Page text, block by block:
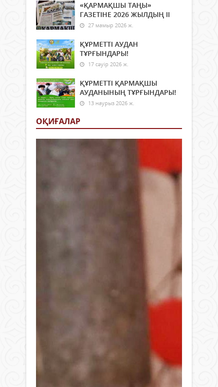
«ҚАРМАҚШЫ ТАҢЫ»
ГАЗЕТІНЕ 2026 ЖЫЛДЫҢ ІI
27 мамыр 2026 ж.
ҚҰРМЕТТІ АУДАН
ТҰРҒЫНДАРЫ!
17 сәуір 2026 ж.
ҚҰРМЕТТІ ҚАРМАҚШЫ
АУДАНЫНЫҢ ТҰРҒЫНДАРЫ!
13 наурыз 2026 ж.
ОҚИҒАЛАР